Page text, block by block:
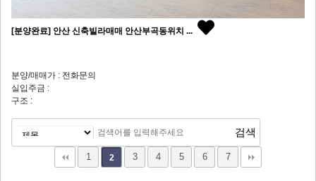
[분양완료] 안산 신축빌라매매 안산부곡동위치 ...
분양/매매가 : 전화문의
실입주금 :
구조 :
1 2 3 4 5 6 7